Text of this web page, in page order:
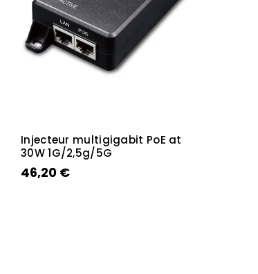
Injecteur multigigabit PoE at
30W 1G/2,5g/5G
46,20 €